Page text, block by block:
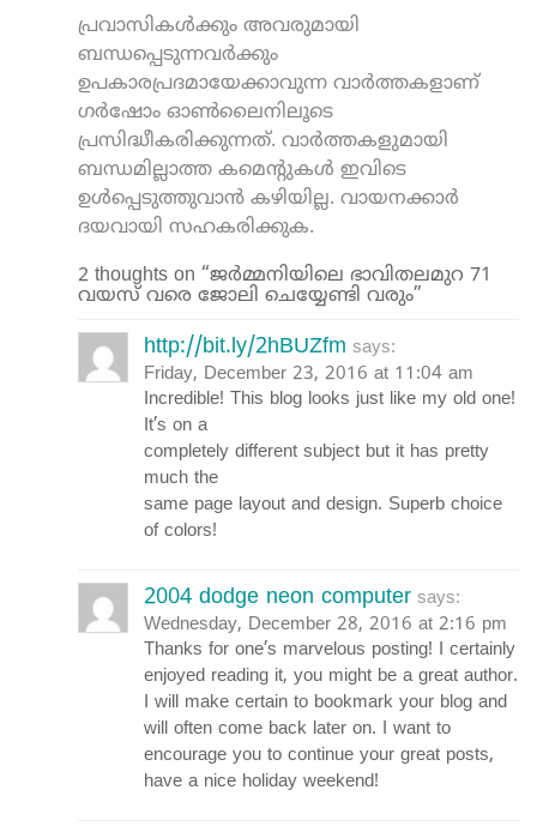
പ്രവാസികൾക്കും അവരുമായി
ബന്ധപ്പെടുന്നവർക്കും
ഉപകാരപ്രദമായേക്കാവുന്ന വാർത്തകളാണ്
ഗർഷോം ഓൺലൈനിലൂടെ
പ്രസിദ്ധീകരിക്കുന്നത്. വാർത്തകളുമായി
ബന്ധമില്ലാത്ത കമെന്റുകൾ ഇവിടെ
ഉൾപ്പെടുത്തുവാൻ കഴിയില്ല. വായനക്കാർ
ദയവായി സഹകരിക്കുക.
2 thoughts on “ജർമ്മനിയിലെ ഭാവിതലമുറ 71
വയസ് വരെ ജോലി ചെയ്യേണ്ടി വരും”
http://bit.ly/2hBUZfm says:
Friday, December 23, 2016 at 11:04 am
Incredible! This blog looks just like my old one!
It’s on a
completely different subject but it has pretty
much the
same page layout and design. Superb choice
of colors!
2004 dodge neon computer says:
Wednesday, December 28, 2016 at 2:16 pm
Thanks for one’s marvelous posting! I certainly
enjoyed reading it, you might be a great author.
I will make certain to bookmark your blog and
will often come back later on. I want to
encourage you to continue your great posts,
have a nice holiday weekend!